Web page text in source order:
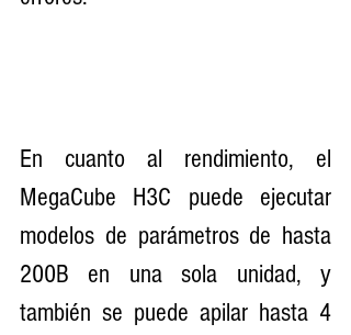
En cuanto al rendimiento, el
MegaCube H3C puede ejecutar
modelos de parámetros de hasta
200B en una sola unidad, y
también se puede apilar hasta 4